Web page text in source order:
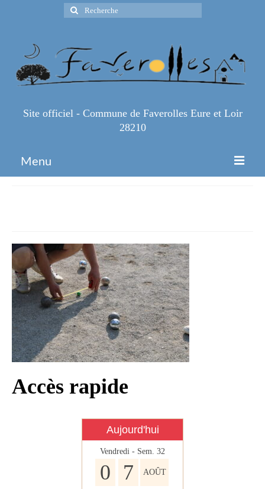
Rechercher
:
Site officiel - Commune de Faverolles Eure et Loir
28210
Menu
Infos Pratiques
Infos règlementaires
Contact et horaires
Mon village
Mes démarches
Faverolles Infos – Format
Séjourner à Faverolles
Nos Partenaires
Accès rapide
Aujourd'hui
Vendredi - Sem. 32
0 7 AOÛT